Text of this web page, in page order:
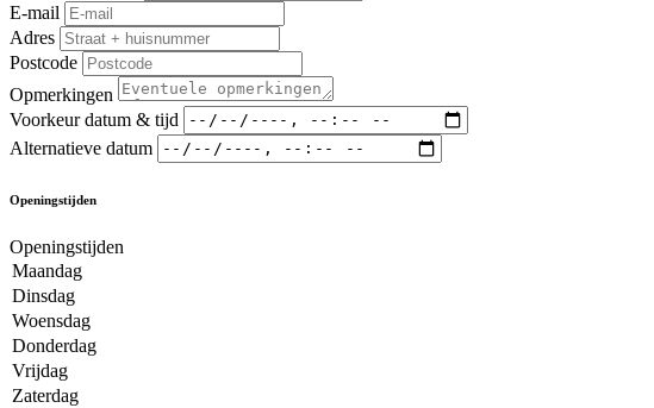
E-mail
Adres
Postcode
Opmerkingen
Voorkeur datum & tijd
Alternatieve datum
Openingstijden
Openingstijden
Maandag
Dinsdag
Woensdag
Donderdag
Vrijdag
Zaterdag